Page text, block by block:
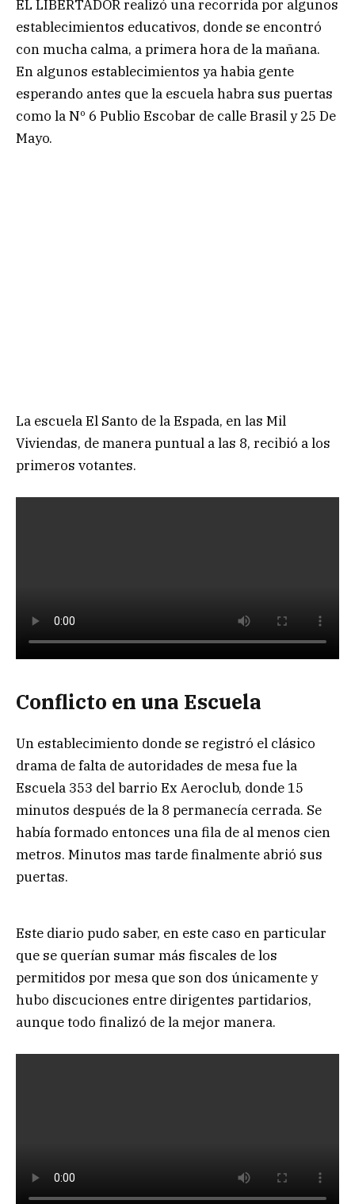
EL LIBERTADOR realizó una recorrida por algunos
establecimientos educativos, donde se encontró
con mucha calma, a primera hora de la mañana.
En algunos establecimientos ya habia gente
esperando antes que la escuela habra sus puertas
como la Nº 6 Publio Escobar de calle Brasil y 25 De
Mayo.
La escuela El Santo de la Espada, en las Mil
Viviendas, de manera puntual a las 8, recibió a los
primeros votantes.
Conflicto en una Escuela
Un establecimiento donde se registró el clásico
drama de falta de autoridades de mesa fue la
Escuela 353 del barrio Ex Aeroclub, donde 15
minutos después de la 8 permanecía cerrada. Se
había formado entonces una fila de al menos cien
metros. Minutos mas tarde finalmente abrió sus
puertas.
Este diario pudo saber, en este caso en particular
que se querían sumar más fiscales de los
permitidos por mesa que son dos únicamente y
hubo discuciones entre dirigentes partidarios,
aunque todo finalizó de la mejor manera.